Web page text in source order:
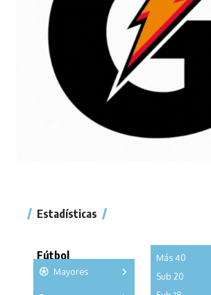
Estadísticas
Fútbol
Mayores
Más 40
Sub 20